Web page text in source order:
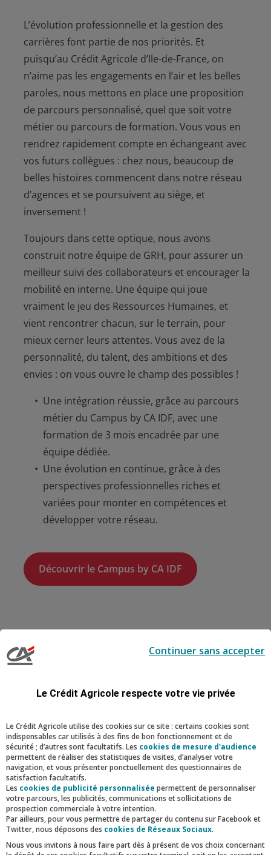
L’évolution professionnelle et la gestion des
carrières font partie de nos priorités. Et
puisqu’au Crédit Agricole d’Ile-de-France, on
n’aime pas les engagements en l’air et les belles
paroles, nous mettons en place une proposition
de parcours personnalisé, quel que soit votre
métier ou parcours de formation. Vous vous en
rendrez rapidement compte en échangeant avec
vos futurs collègues : chez nous, beaucoup de
belles histoires commencent dans notre réseau
d’agences et se poursuivent au siège, et
inversement !
Toujours dans cette optique, nous avons
construit notre équipe de GRH, pour assurer un
meilleur suivi des collaborateurs et encourager la
mobilité en interne. Une équipe qui joue
vraiment le jeu des Ressources Humaines, et
vient rencontrer chacun, sur le terrain, pour
mieux cerner leurs attentes. Vous avez de la
personnalité, du talent, des ambitions et des
envies : on vous ouvre le champ des possibles !
Une intégration réussie, grâce au parcours
métier du Campus by CA IDF, avec une
formation de 3 mois encadrée par une
équipe dédiée.
Une évolution en continue, grâce à des
perspectives professionnelles riches et
variées pour monter en compétences et
développer votre réseau.
Découvrir le Campus by CA IDF
Notre politique de
recrutement engagée pour la
diversité
Au Crédit Agricole d’Ile-de-France, nous sommes
fiers de notre rôle d’employeur responsable.
Nous croyons fermement à la force de la mixité,
de la diversité et de l’inclusion. Nous nous
engageons à offrir à chaque collaborateur un
environnement de travail bienveillant et
stimulant.
Par ailleurs, nous nous engageons en faveur du
Le Crédit Agricole respecte votre vie privée
Le Crédit Agricole utilise des cookies sur ce site : certains cookies sont
indispensables car utilisés à des fins de bon fonctionnement et de
sécurité ; d’autres sont facultatifs. Les cookies de mesure d'audience
permettent de réaliser des statistiques de visites, d’analyser votre
navigation, et vous présenter ponctuellement des questionnaires de
satisfaction facultatifs.
Les cookies de publicité personnalisée permettent de personnaliser
votre parcours, les publicités, communications et sollicitations de
prospection commerciale à votre intention.
Par ailleurs, pour vous permettre de partager du contenu sur Facebook et
Twitter, nous déposons des cookies de Réseaux Sociaux.
Nous vous invitons à nous faire part dès à présent de vos choix concernant
Continuer sans accepter